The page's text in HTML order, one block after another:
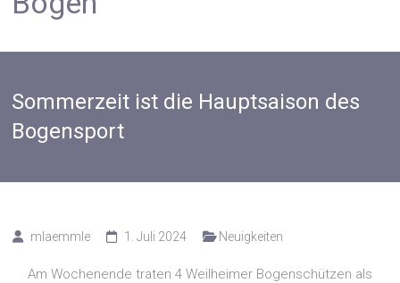
Sommerzeit ist die Hauptsaison des
Bogensport
mlaemmle 1. Juli 2024 Neuigkeiten
Am Wochenende traten 4 Weilheimer Bogenschützen als